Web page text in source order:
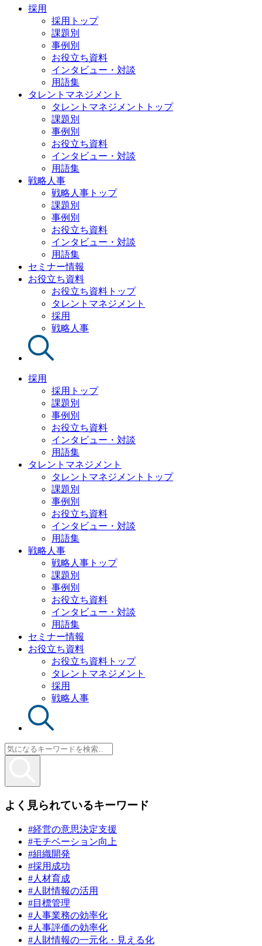
採用
採用トップ
課題別
事例別
お役立ち資料
インタビュー・対談
用語集
タレントマネジメント
タレントマネジメントトップ
課題別
事例別
お役立ち資料
インタビュー・対談
用語集
戦略人事
戦略人事トップ
課題別
事例別
お役立ち資料
インタビュー・対談
用語集
セミナー情報
お役立ち資料
お役立ち資料トップ
タレントマネジメント
採用
戦略人事
採用
採用トップ
課題別
事例別
お役立ち資料
インタビュー・対談
用語集
タレントマネジメント
タレントマネジメントトップ
課題別
事例別
お役立ち資料
インタビュー・対談
用語集
戦略人事
戦略人事トップ
課題別
事例別
お役立ち資料
インタビュー・対談
用語集
セミナー情報
お役立ち資料
お役立ち資料トップ
タレントマネジメント
採用
戦略人事
よく見られているキーワード
#経営の意思決定支援
#モチベーション向上
#組織開発
#採用成功
#人材育成
#人財情報の活用
#目標管理
#人事業務の効率化
#人事評価の効率化
#人財情報の一元化・見える化